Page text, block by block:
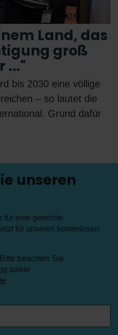
Land, das
groß
..."
bis 2030 eine völlige
– so lautet die
Grund dafür
unseren
für eine gerechte
für unseren kostenlosen
beachten Sie
sowie